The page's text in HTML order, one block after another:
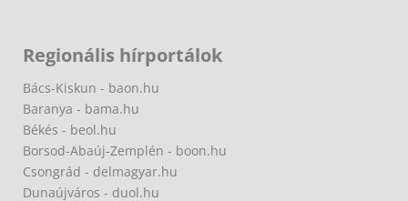
Regionális hírportálok
Bács-Kiskun - baon.hu
Baranya - bama.hu
Békés - beol.hu
Borsod-Abaúj-Zemplén - boon.hu
Csongrád - delmagyar.hu
Dunaújváros - duol.hu